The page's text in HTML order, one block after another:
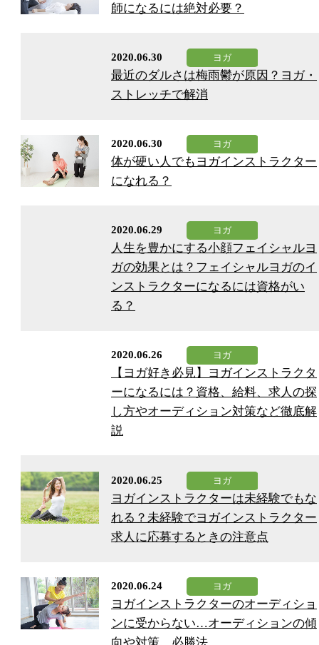
師になるには絶対必要？
2020.06.30
最近のダルさは梅雨鬱が原因？ヨガ・
ストレッチで解消
2020.06.30
体が硬い人でもヨガインストラクター
になれる？
2020.06.29
人生を豊かにする小顔フェイシャルヨ
ガの効果とは？フェイシャルヨガのイ
ンストラクターになるには資格がい
る？
2020.06.26
【ヨガ好き必見】ヨガインストラクタ
ーになるには？資格、給料、求人の探
し方やオーディション対策など徹底解
説
2020.06.25
ヨガインストラクターは未経験でもな
れる？未経験でヨガインストラクター
求人に応募するときの注意点
2020.06.24
ヨガインストラクターのオーディショ
ンに受からない…オーディションの傾